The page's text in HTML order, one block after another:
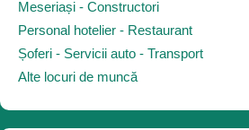
Meseriași - Constructori
Personal hotelier - Restaurant
Șoferi - Servicii auto - Transport
Alte locuri de muncă